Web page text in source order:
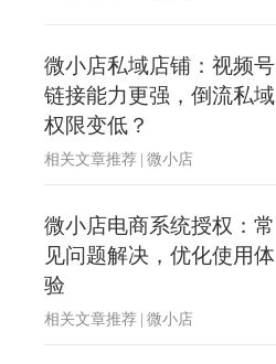
微小店私域店铺：视频号
链接能力更强，倒流私域
权限变低？
相关文章推荐 | 微小店
微小店电商系统授权：常
见问题解决，优化使用体
验
相关文章推荐 | 微小店